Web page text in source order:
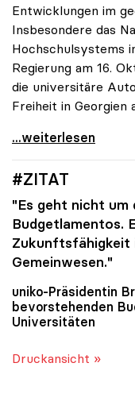
Entwicklungen im
Insbesondere das
Hochschulsystems
Regierung am 16.
die universitäre
Freiheit in Georgien
...weiterlesen
#ZITAT
"Es geht nicht um
Budgetlamentos.
Zukunftsfähigkeit
Gemeinwesen."
uniko-Präsidentin
bevorstehenden
Universitäten
Druckansicht »